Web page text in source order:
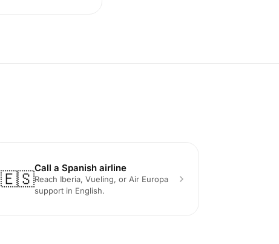
🇪🇸
Call a Spanish airline
Reach Iberia, Vueling, or Air Europa
support in English.